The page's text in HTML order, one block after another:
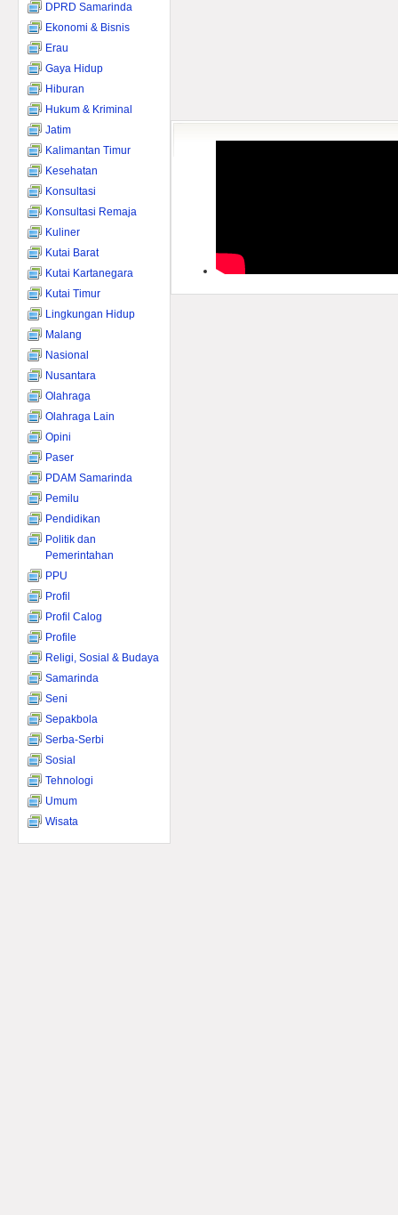
DPRD Samarinda
Ekonomi & Bisnis
Erau
Gaya Hidup
Hiburan
Hukum & Kriminal
Jatim
Kalimantan Timur
Kesehatan
Konsultasi
Konsultasi Remaja
Kuliner
Kutai Barat
Kutai Kartanegara
Kutai Timur
Lingkungan Hidup
Malang
Nasional
Nusantara
Olahraga
Olahraga Lain
Opini
Paser
PDAM Samarinda
Pemilu
Pendidikan
Politik dan
Pemerintahan
PPU
Profil
Profil Calog
Profile
Religi, Sosial & Budaya
Samarinda
Seni
Sepakbola
Serba-Serbi
Sosial
Tehnologi
Umum
Wisata